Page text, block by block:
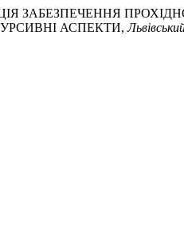
ЗАБЕЗПЕЧЕННЯ
АСПЕКТИ,